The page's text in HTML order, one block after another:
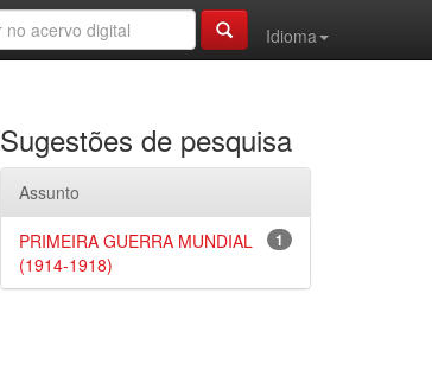
Idioma
Sugestões de pesquisa
Assunto
1
PRIMEIRA GUERRA MUNDIAL
(1914-1918)